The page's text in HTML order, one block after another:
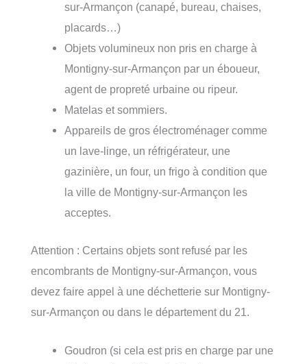
sur-Armançon (canapé, bureau, chaises,
placards…)
Objets volumineux non pris en charge à
Montigny-sur-Armançon par un éboueur,
agent de propreté urbaine ou ripeur.
Matelas et sommiers.
Appareils de gros électroménager comme
un lave-linge, un réfrigérateur, une
gazinière, un four, un frigo à condition que
la ville de Montigny-sur-Armançon les
acceptes.
Attention : Certains objets sont refusé par les
encombrants de Montigny-sur-Armançon, vous
devez faire appel à une déchetterie sur Montigny-
sur-Armançon ou dans le département du 21.
Goudron (si cela est pris en charge par une